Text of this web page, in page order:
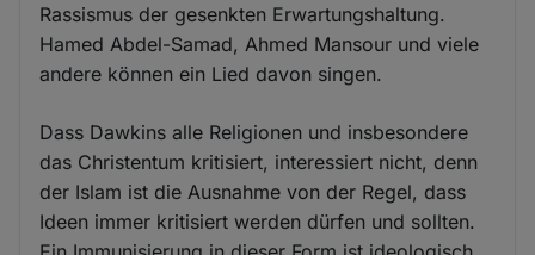
Rassismus der gesenkten Erwartungshaltung.
Hamed Abdel-Samad, Ahmed Mansour und viele
andere können ein Lied davon singen.
Dass Dawkins alle Religionen und insbesondere
das Christentum kritisiert, interessiert nicht, denn
der Islam ist die Ausnahme von der Regel, dass
Ideen immer kritisiert werden dürfen und sollten.